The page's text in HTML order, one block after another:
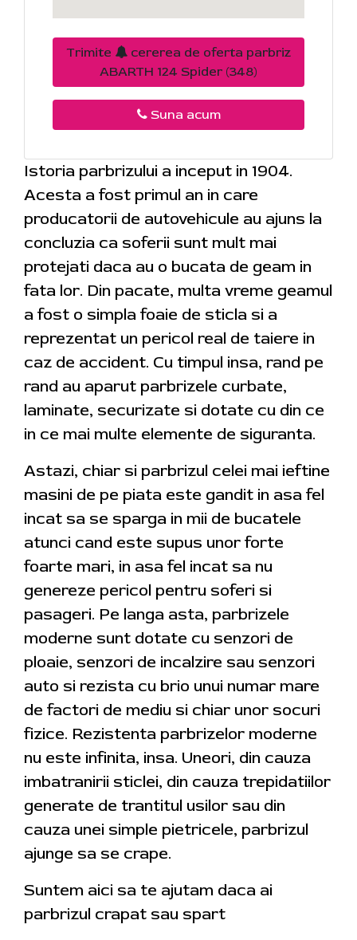
Trimite
cererea de oferta parbriz
ABARTH 124 Spider (348)
Suna acum
Istoria parbrizului a inceput in 1904.
Acesta a fost primul an in care
producatorii de autovehicule au ajuns la
concluzia ca soferii sunt mult mai
protejati daca au o bucata de geam in
fata lor. Din pacate, multa vreme geamul
a fost o simpla foaie de sticla si a
reprezentat un pericol real de taiere in
caz de accident. Cu timpul insa, rand pe
rand au aparut parbrizele curbate,
laminate, securizate si dotate cu din ce
in ce mai multe elemente de siguranta.
Astazi, chiar si parbrizul celei mai ieftine
masini de pe piata este gandit in asa fel
incat sa se sparga in mii de bucatele
atunci cand este supus unor forte
foarte mari, in asa fel incat sa nu
genereze pericol pentru soferi si
pasageri. Pe langa asta, parbrizele
moderne sunt dotate cu senzori de
ploaie, senzori de incalzire sau senzori
auto si rezista cu brio unui numar mare
de factori de mediu si chiar unor socuri
fizice. Rezistenta parbrizelor moderne
nu este infinita, insa. Uneori, din cauza
imbatranirii sticlei, din cauza trepidatiilor
generate de trantitul usilor sau din
cauza unei simple pietricele, parbrizul
ajunge sa se crape.
Suntem aici sa te ajutam daca ai
parbrizul crapat sau spart